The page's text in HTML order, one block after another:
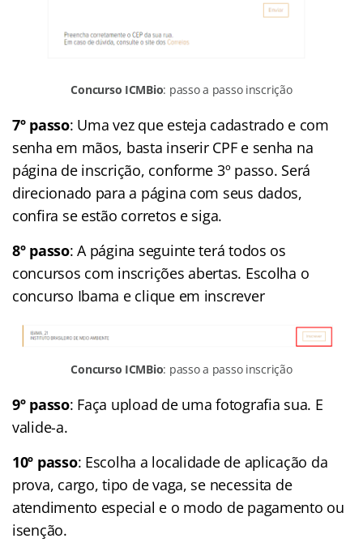
Concurso ICMBio: passo a passo inscrição
7º passo: Uma vez que esteja cadastrado e com
senha em mãos, basta inserir CPF e senha na
página de inscrição, conforme 3º passo. Será
direcionado para a página com seus dados,
confira se estão corretos e siga.
8º passo: A página seguinte terá todos os
concursos com inscrições abertas. Escolha o
concurso Ibama e clique em inscrever
Concurso ICMBio: passo a passo inscrição
9º passo: Faça upload de uma fotografia sua. E
valide-a.
10º passo: Escolha a localidade de aplicação da
prova, cargo, tipo de vaga, se necessita de
atendimento especial e o modo de pagamento ou
isenção.